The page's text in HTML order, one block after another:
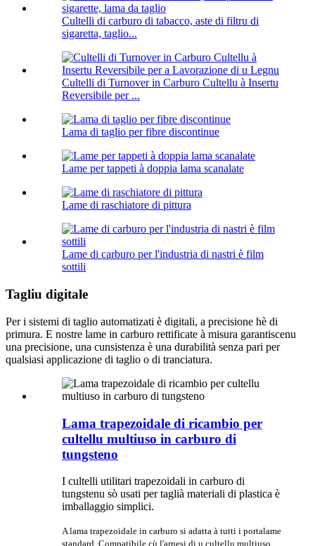
Cultelli di carburo di tabacco, aste di filtru di
sigaretta, taglio...
Cultelli di Turnover in Carburo Cultellu à Insertu
Reversibile per ...
Lama di taglio per fibre discontinue
Lame per tappeti à doppia lama scanalate
Lame di raschiatore di pittura
Lame di carburo per l'industria di nastri è film
sottili
Tagliu digitale
Per i sistemi di taglio automatizati è digitali, a precisione hè di
primura. E nostre lame in carburo rettificate à misura garantiscenu
una precisione, una cunsistenza è una durabilità senza pari per
qualsiasi applicazione di taglio o di tranciatura.
Lama trapezoidale di ricambio per
cultellu multiuso in carburo di
tungsteno
I cultelli utilitari trapezoidali in carburo di
tungstenu sò usati per taglià materiali di plastica è
imballaggio simplici.
A lama trapezoidale in carburo si adatta à tutti i portalame
standard. Compatibile cù l'arnesi di u cultellu multiuso.